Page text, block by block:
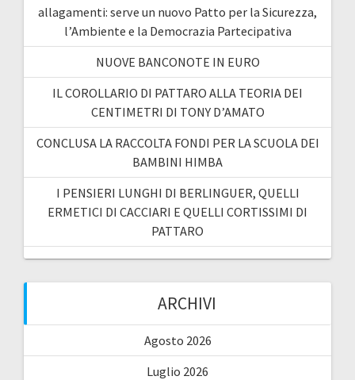
allagamenti: serve un nuovo Patto per la Sicurezza,
l’Ambiente e la Democrazia Partecipativa
NUOVE BANCONOTE IN EURO
IL COROLLARIO DI PATTARO ALLA TEORIA DEI
CENTIMETRI DI TONY D’AMATO
CONCLUSA LA RACCOLTA FONDI PER LA SCUOLA DEI
BAMBINI HIMBA
I PENSIERI LUNGHI DI BERLINGUER, QUELLI
ERMETICI DI CACCIARI E QUELLI CORTISSIMI DI
PATTARO
ARCHIVI
Agosto 2026
Luglio 2026